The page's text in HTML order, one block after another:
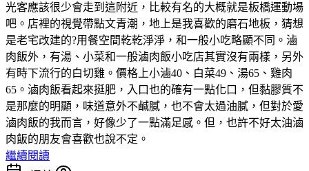
光客應該很少會走到這附近，比較有名的大概就是板橋運動場
吧。店裡的視覺帶點文青潮，地上是我喜歡的磨石地板，猜想
是老宅改建的?用餐空間乾乾淨淨，和一般小吃略顯不同。滷
肉飯外，有湯、小菜和一般滷肉飯小吃店其實沒有兩樣，另外
有時下流行的白切雞。價格上小滷40、白菜49、湯65、雞肉
65。滷肉飯看起來挺肥，入口也的確有一點化口，但黏膠質不
是那麼的明顯，味道意外不鹹膩，也不會太過油膩，但對於愛
滷肉飯的我而言，好像少了一點滿足感。但，也許不好太油滷
肉飯的朋友會喜歡也說不定。
繼續閱讀